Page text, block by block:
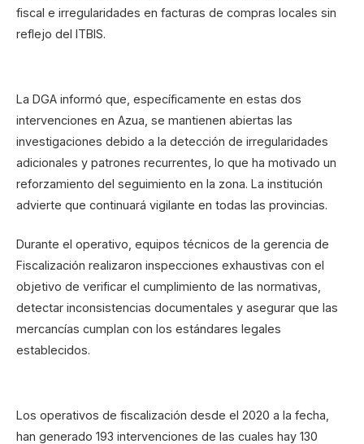
fiscal e irregularidades en facturas de compras locales sin
reflejo del ITBIS.
La DGA informó que, específicamente en estas dos
intervenciones en Azua, se mantienen abiertas las
investigaciones debido a la detección de irregularidades
adicionales y patrones recurrentes, lo que ha motivado un
reforzamiento del seguimiento en la zona. La institución
advierte que continuará vigilante en todas las provincias.
Durante el operativo, equipos técnicos de la gerencia de
Fiscalización realizaron inspecciones exhaustivas con el
objetivo de verificar el cumplimiento de las normativas,
detectar inconsistencias documentales y asegurar que las
mercancías cumplan con los estándares legales
establecidos.
Los operativos de fiscalización desde el 2020 a la fecha,
han generado 193 intervenciones de las cuales hay 130